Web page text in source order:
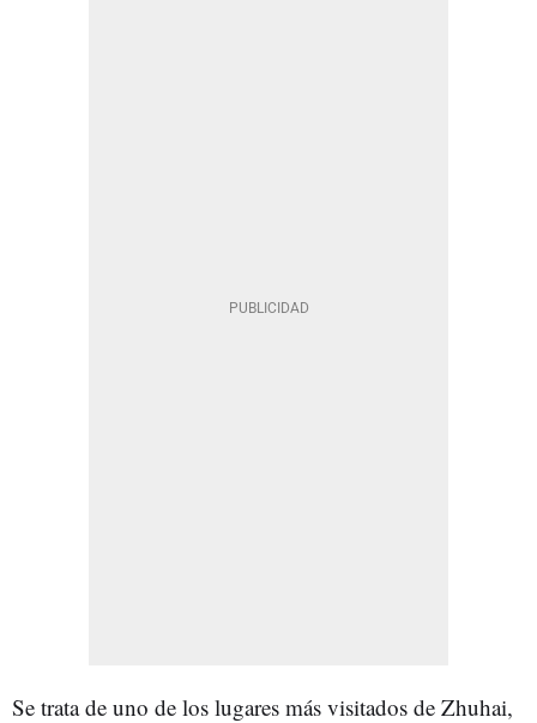
Se trata de uno de los lugares más visitados de Zhuhai,